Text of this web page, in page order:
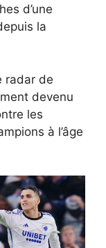
d’une
la
radar de
devenu
les
à l’âge